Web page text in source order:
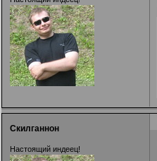
Скилганнон
Настоящий индеец!